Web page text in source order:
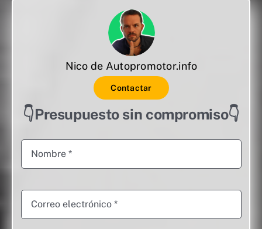
Nico de Autopromotor.info
Contactar
👇Presupuesto sin compromiso👇